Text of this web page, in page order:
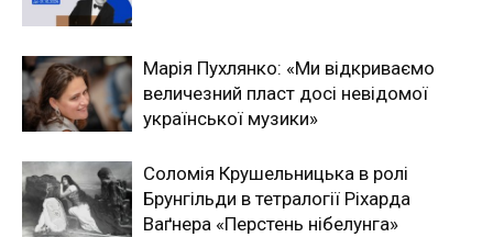
Марія Пухлянко: «Ми відкриваємо
величезний пласт досі невідомої
української музики»
Соломія Крушельницька в ролі
Брунгільди в тетралогії Ріхарда
Ваґнера «Перстень нібелунга»